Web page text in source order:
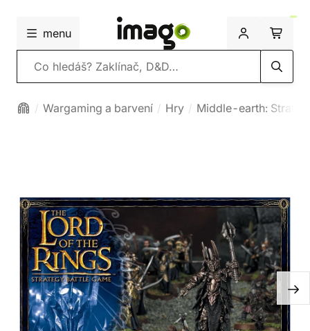
menu
Vyhledávání
Wargaming a barvení Hry Middle-earth: